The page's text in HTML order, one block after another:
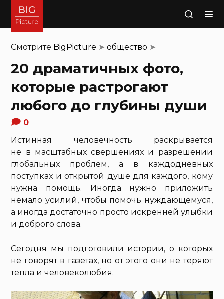
Поиск
Смотрите BigPicture ➤общество ➤
20 драматичных фото,
которые растрогают
любого до глубины души
0
Истинная человечность раскрывается
не в масштабных свершениях и разрешении
глобальных проблем, а в каждодневных
поступках и открытой душе для каждого, кому
нужна помощь. Иногда нужно приложить
немало усилий, чтобы помочь нуждающемуся,
а иногда достаточно просто искренней улыбки
и доброго слова.
Сегодня мы подготовили истории, о которых
не говорят в газетах, но от этого они не теряют
тепла и человеколюбия.